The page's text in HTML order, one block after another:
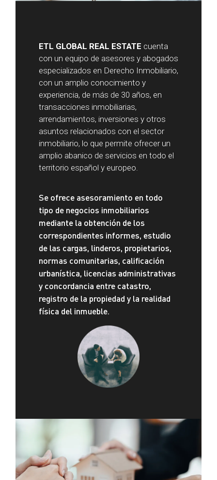
ETL GLOBAL REAL ESTATE cuenta
con un equipo de asesores y abogados
especializados en Derecho Inmobiliario,
con un amplio conocimiento y
experiencia, de más de 30 años, en
transacciones inmobiliarias,
arrendamientos, inversiones y otros
asuntos relacionados con el sector
inmobiliario, lo que permite ofrecer un
amplio abanico de servicios en todo el
territorio español y europeo.
Se ofrece asesoramiento en todo
tipo de negocios inmobiliarios
mediante la obtención de los
correspondientes informes, estudio
de las cargas, linderos, propietarios,
normas comunitarias, calificación
urbanística, licencias administrativas
y concordancia entre catastro,
registro de la propiedad y la realidad
física del inmueble.